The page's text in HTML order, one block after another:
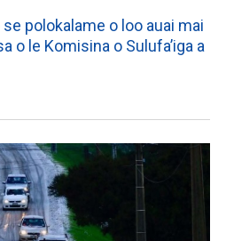
se polokalame o loo auai mai
o le Komisina o Sulufa’iga a